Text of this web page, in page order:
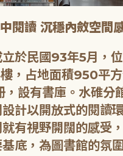
閱讀 沉穩內斂空間
於民國93年5月，
，占地面積950平
設有書庫。水碓分
計以開放式的閱讀
有視野開闊的感受
底，為圖書館的氛